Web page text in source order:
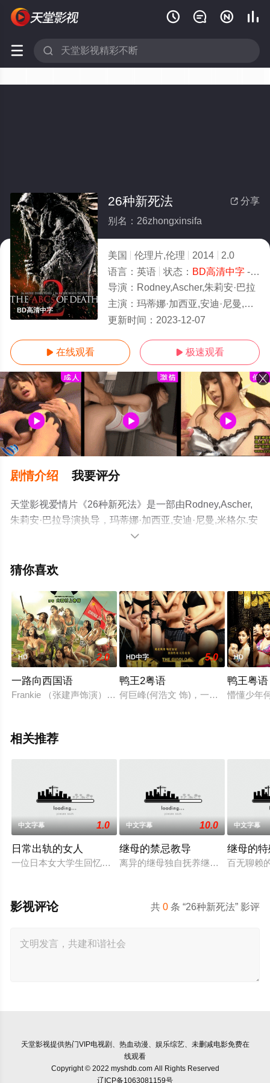
   
 
BD高清中字
 分享
26种新死法
别名：26zhongxinsifa
美国 伦理片,伦理 2014
2.0
语言： 英语 状态： BD高清中字- 免费在线观看
导演： Rodney,Ascher,朱莉安·巴拉
主演： 玛蒂娜·加西亚,安迪·尼曼,米格尔.安海尔.穆尼奥斯,Alan,McKenna,Ian,Virgo
更新时间： 2023-12-07
 在线观看  极速观看
剧情介绍 我要评分
天堂影视爱情片《26种新死法》是一部由Rodney,Ascher,
朱莉安·巴拉导演执导，玛蒂娜·加西亚,安迪·尼曼,米格尔.安
海尔.穆尼奥斯,Alan,McKenna,Ian,Virgo等演员精彩演绎的
天堂电影网，更多相关信息可移步至豆瓣电影、电视猫或

猜你喜欢
HD 2.0
一路向西国语
Frankie （张建声饰演）从小在家教严厉的家庭中长大，生活都
HD中字 5.0
鸭王2粤语
何巨峰(何浩文 饰)，一代鸭王，做过
HD
鸭王粤语
懵懂少年
相关推荐
中文字幕 1.0
日常出轨的女人
一位日本女大学生回忆起与变态男子相遇时的兴奋之情，并渴
中文字幕 10.0
继母的禁忌教导
离异的继母独自抚养继子达也长大。
中文字幕
继母的
百无聊赖
共0 条 “26种新死法” 影评
影视评论
天堂影视提供热门VIP电视剧、热血动漫、娱乐综艺、未删减电影免费在
线观看
Copyright © 2022 myshdb.com All Rights Reserved
辽ICP备1063081159号